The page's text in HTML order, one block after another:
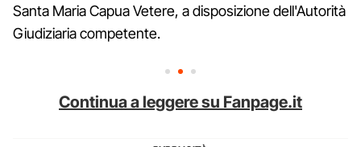
Santa Maria Capua Vetere, a disposizione dell'Autorità
Giudiziaria competente.
Continua a leggere su Fanpage.it